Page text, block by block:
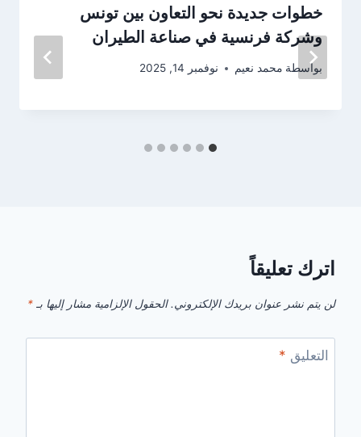
خطوات جديدة نحو التعاون بين تونس
وشركة فرنسية في صناعة الطيران
بواسطة محمد نعيم نوفمبر 14, 2025
اترك تعليقاً
لن يتم نشر عنوان بريدك الإلكتروني. الحقول الإلزامية مشار إليها بـ *
التعليق *